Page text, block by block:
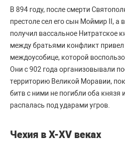
В 894 году, после смерти
престоле сел его сын Моймир II, а
получил вассальное Нитратское
между братьями конфликт привел
междоусобице, которой
Они с 902 года организовывали
территорию Великой Моравии,
битв с ними не погибли оба
распалась под ударами угров.
Чехия в X-XV веках